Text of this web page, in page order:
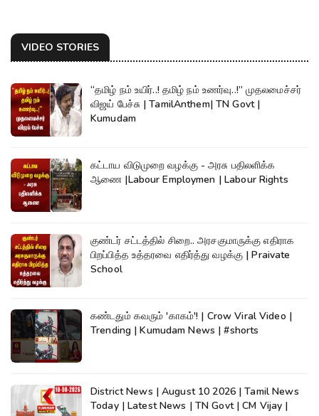
VIDEO STORIES
“தமிழ் நம் உயிர்..! தமிழ் நம் உணர்வு..!” முதலமைச்சர்
விஜய் பேச்சு | TamilAnthem| TN Govt |
Kumudam
கட்டாய விடுமுறை வழக்கு - அரசு பதிலளிக்க
ஆணை |Labour Employmen | Labour Rights
குண்டர் சட்டத்தில் சிறை.. அரசகுமாருக்கு எதிராக
பிறப்பித்த உத்தரவை எதிர்த்து வழக்கு | Praivate
School
கண்டதும் கவரும் 'காகம்'! | Crow Viral Video |
Trending | Kumudam News | #shorts
District News | August 10 2026 | Tamil News
Today | Latest News | TN Govt | CM Vijay |